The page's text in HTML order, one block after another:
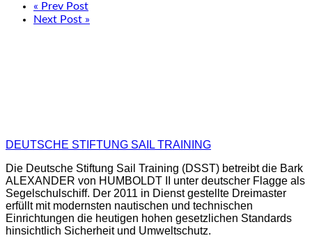
« Prev Post
Next Post »
DEUTSCHE STIFTUNG SAIL TRAINING
Die Deutsche Stiftung Sail Training (DSST) betreibt die Bark
ALEXANDER von HUMBOLDT II unter deutscher Flagge als
Segelschulschiff. Der 2011 in Dienst gestellte Dreimaster
erfüllt mit modernsten nautischen und technischen
Einrichtungen die heutigen hohen gesetzlichen Standards
hinsichtlich Sicherheit und Umweltschutz.